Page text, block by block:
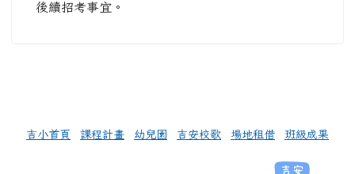
後續招考事宜。
吉小首頁 課程計畫 幼兒園 吉安校歌 場地租借 班級成果